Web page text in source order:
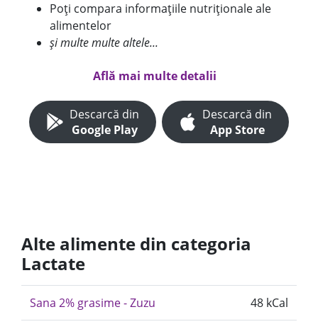
Poți compara informațiile nutriționale ale
alimentelor
și multe multe altele...
Află mai multe detalii
Descarcă din
Google Play
Descarcă din
App Store
Alte alimente din categoria
Lactate
Sana 2% grasime - Zuzu 48 kCal